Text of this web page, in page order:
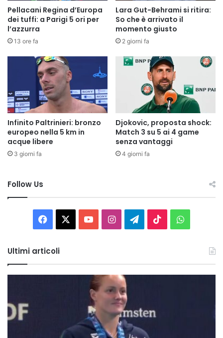
Pellacani Regina d’Europa
dei tuffi: a Parigi 5 ori per
l’azzurra
13 ore fa
Lara Gut-Behrami si ritira:
So che è arrivato il
momento giusto
2 giorni fa
Infinito Paltrinieri: bronzo
europeo nella 5 km in
acque libere
3 giorni fa
Djokovic, proposta shock:
Match 3 su 5 ai 4 game
senza vantaggi
4 giorni fa
Follow Us
Facebook You InstagramTelegram
TikTok
Ultimi articoli